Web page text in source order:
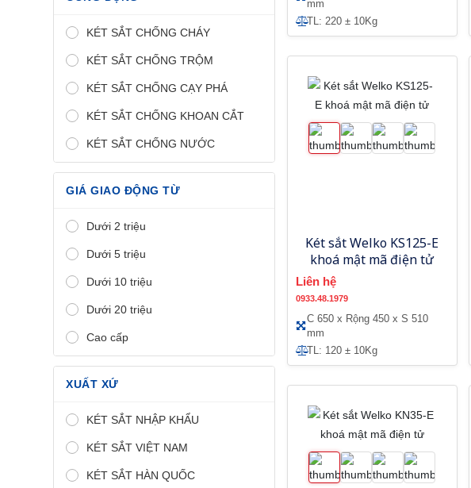
KÉT SẮT CHỐNG CHÁY
KÉT SẮT CHỐNG TRỘM
KÉT SẮT CHỐNG CẠY PHÁ
KÉT SẮT CHỐNG KHOAN CẮT
KÉT SẮT CHỐNG NƯỚC
GIÁ GIAO ĐỘNG TỪ
Dưới 2 triệu
Dưới 5 triệu
Dưới 10 triệu
Dưới 20 triệu
Cao cấp
XUẤT XỨ
KÉT SẮT NHẬP KHẨU
KÉT SẮT VIỆT NAM
KÉT SẮT HÀN QUỐC
mm
TL: 220 ± 10Kg
Két sắt Welko KS125-E
khoá mật mã điện tử
Liên hệ
0933.48.1979
C 650 x Rộng 450 x S 510
mm
TL: 120 ± 10Kg